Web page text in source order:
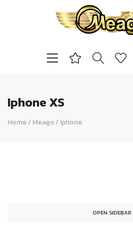
Iphone XS
Home/ Meago/ Iphone
OPEN SIDEBAR